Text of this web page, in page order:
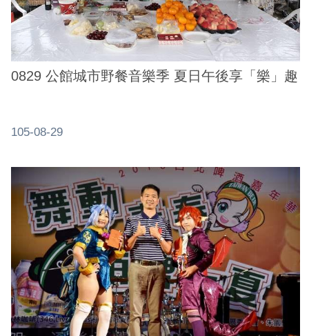
0829 公館城市野餐音樂季 夏日午後享「樂」趣
105-08-29